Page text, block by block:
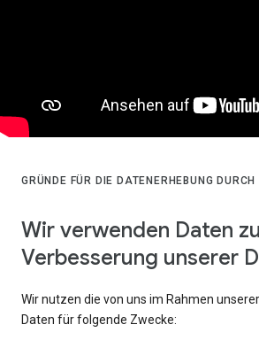
GRÜNDE FÜR DIE DATENERHEBUNG DURCH
Wir verwenden Daten
Verbesserung unserer
Wir nutzen die von uns im Rahmen
Daten für folgende Zwecke: